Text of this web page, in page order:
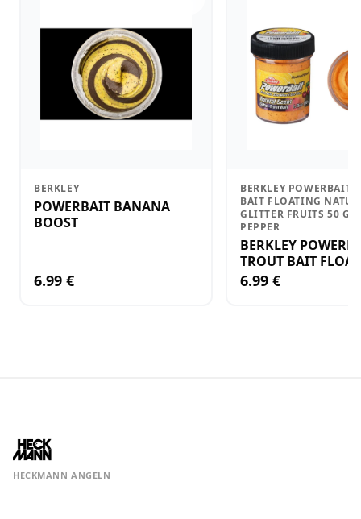
BERKLEY
POWERBAIT BANANA
BOOST
6.99 €
BERKLEY POWERBAIT
BAIT FLOATING
GLITTER FRUITS 50 G
PEPPER
BERKLEY
TROUT BAIT
NATURAL EU
6.99 €
HECKMANN ANGELN